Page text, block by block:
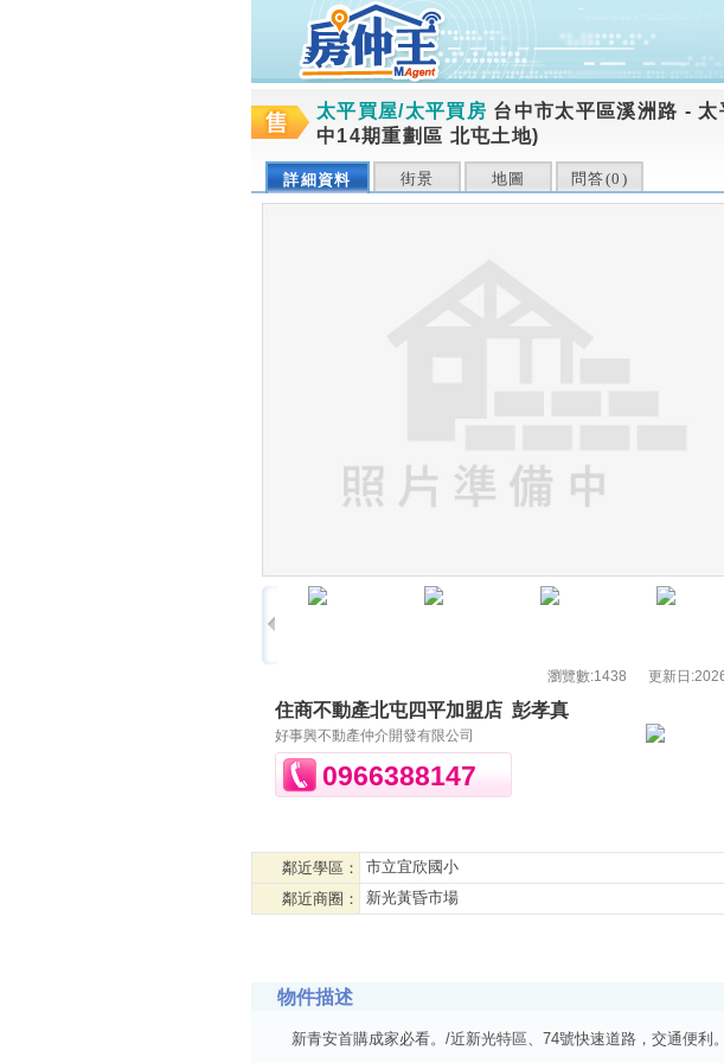
太平買屋/太平買房 台中市太平區溪洲路 - 太
中14期重劃區 北屯土地)
詳細資料 街景 地圖 問答(0 )
瀏覽數:1438 更新日:
住商不動產北屯四平加盟店 彭孝真
好事興不動產仲介開發有限公司
0966388147
鄰近學區： 市立宜欣國小
鄰近商圈：
新光黃昏市場
物件描述
新青安首購成家必看。/近新光特區、74號快速道路，交通便利